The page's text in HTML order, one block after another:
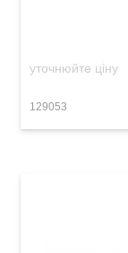
уточнюйте ціну
129053